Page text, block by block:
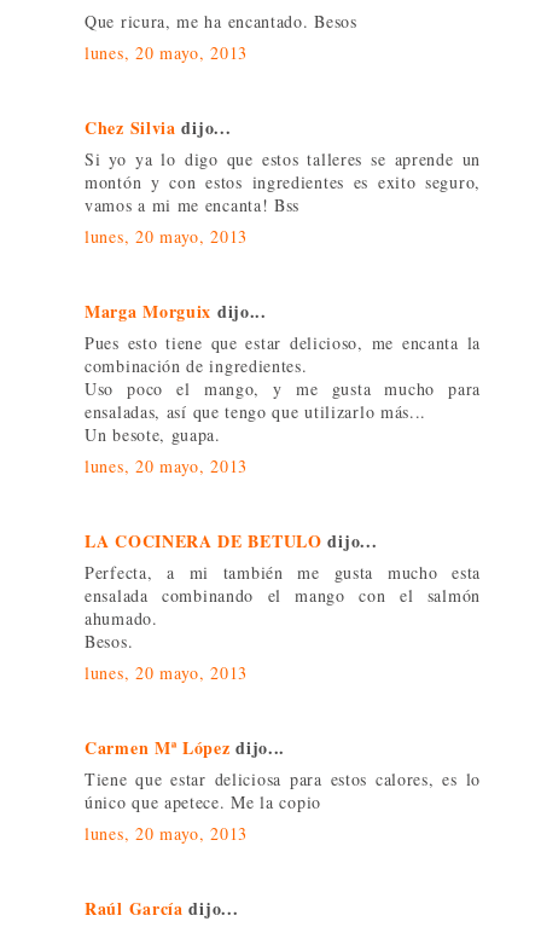
Que ricura, me ha encantado. Besos
lunes, 20 mayo, 2013
Chez Silvia dijo...
Si yo ya lo digo que estos talleres se aprende un
montón y con estos ingredientes es exito seguro,
vamos a mi me encanta! Bss
lunes, 20 mayo, 2013
Marga Morguix dijo...
Pues esto tiene que estar delicioso, me encanta la
combinación de ingredientes.
Uso poco el mango, y me gusta mucho para
ensaladas, así que tengo que utilizarlo más...
Un besote, guapa.
lunes, 20 mayo, 2013
LA COCINERA DE BETULO dijo...
Perfecta, a mi también me gusta mucho esta
ensalada combinando el mango con el salmón
ahumado.
Besos.
lunes, 20 mayo, 2013
Carmen Mª López dijo...
Tiene que estar deliciosa para estos calores, es lo
único que apetece. Me la copio
lunes, 20 mayo, 2013
Raúl García dijo...